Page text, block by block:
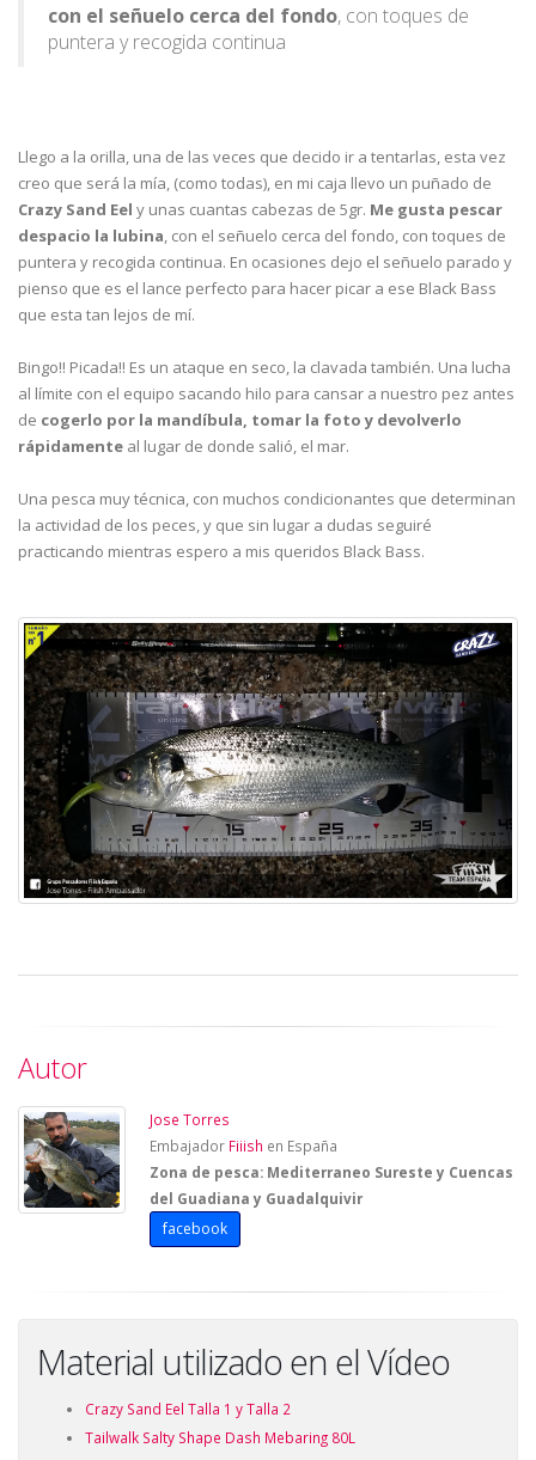
con el señuelo cerca del fondo, con toques de
puntera y recogida continua
Llego a la orilla, una de las veces que decido ir a tentarlas, esta vez
creo que será la mía, (como todas), en mi caja llevo un puñado de
Crazy Sand Eel y unas cuantas cabezas de 5gr. Me gusta pescar
despacio la lubina, con el señuelo cerca del fondo, con toques de
puntera y recogida continua. En ocasiones dejo el señuelo parado y
pienso que es el lance perfecto para hacer picar a ese Black Bass
que esta tan lejos de mí.
Bingo!! Picada!! Es un ataque en seco, la clavada también. Una lucha
al límite con el equipo sacando hilo para cansar a nuestro pez antes
de cogerlo por la mandíbula, tomar la foto y devolverlo
rápidamente al lugar de donde salió, el mar.
Una pesca muy técnica, con muchos condicionantes que determinan
la actividad de los peces, y que sin lugar a dudas seguiré
practicando mientras espero a mis queridos Black Bass.
Autor
Jose Torres
Embajador Fiiish en España
Zona de pesca: Mediterraneo Sureste y Cuencas
del Guadiana y Guadalquivir
facebook
Material utilizado en el Vídeo
Crazy Sand Eel Talla 1 y Talla 2
Tailwalk Salty Shape Dash Mebaring 80L